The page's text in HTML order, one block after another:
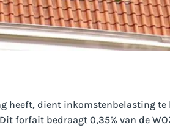
heeft, dient inkomstenbelasting te
forfait bedraagt 0,35% van de